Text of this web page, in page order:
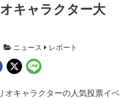
キャラクター大
ニュース レポート
オキャラクターの人気投票イベ